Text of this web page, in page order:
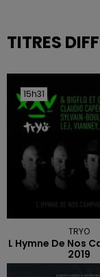
TITRES
15h31
15h31
TRYO
L Hymne De Nos
2019